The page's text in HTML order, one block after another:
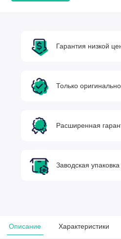
Гарантия низкой
Только
Расширенная
Заводская
Описание Характеристики